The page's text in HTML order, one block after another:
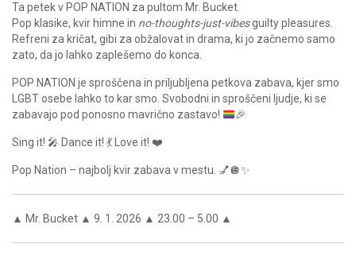
Ta petek v POP NATION za pultom Mr. Bucket
Pop klasike, kvir himne in no-thoughts-just-vibesguilty pleasures.
Refreni za kričat, gibi za obžalovat in drama, ki jo začnemo samo
zato, da jo lahko zaplešemo do konca.
POP NATION je sproščena in priljubljena petkova zabava, kjer smo
LGBT osebe lahko to kar smo. Svobodni in sproščeni ljudje, ki se
zabavajo pod ponosno mavrično zastavo!
🎉
Sing it! 🎤 Dance it! 💃 Love it! ❤️
Pop Nation – najbolj kvir zabava v mestu. 💅🪩✨
▲ Mr. Bucket ▲ 9. 1. 2026 ▲ 23.00 – 5.00 ▲